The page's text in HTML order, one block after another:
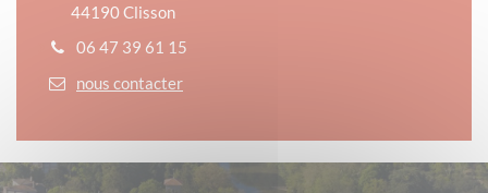
44190 Clisson
06 47 39 61 15
nous contacter